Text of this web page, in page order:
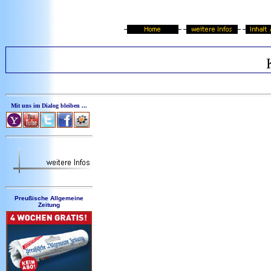
Mit uns im Dialog bleiben ...
Preußische Allgemeine
Zeitung